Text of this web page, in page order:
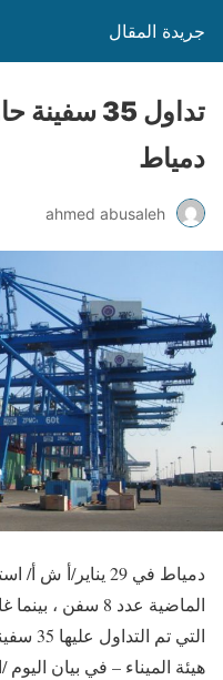
جريدة المقال
تداول 35
دمياط
ahmed abusaleh
التي
هيئة الميناء – في بيان اليوم /